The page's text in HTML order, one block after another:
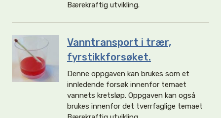
Bærekraftig utvikling.
Vanntransport i trær,
fyrstikkforsøket.
Denne oppgaven kan brukes som et
innledende forsøk innenfor temaet
vannets kretsløp. Oppgaven kan også
brukes innenfor det tverrfaglige temaet